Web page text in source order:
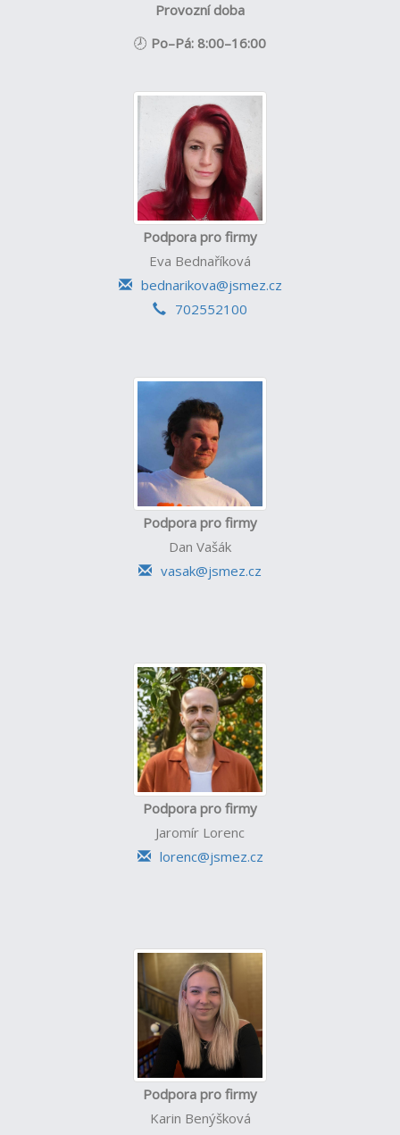
Provozní doba
🕗 Po–Pá: 8:00–16:00
Podpora pro firmy
Eva Bednaříková
bednarikova@jsmez.cz
702552100
Podpora pro firmy
Dan Vašák
vasak@jsmez.cz
Podpora pro firmy
Jaromír Lorenc
lorenc@jsmez.cz
Podpora pro firmy
Karin Benýšková